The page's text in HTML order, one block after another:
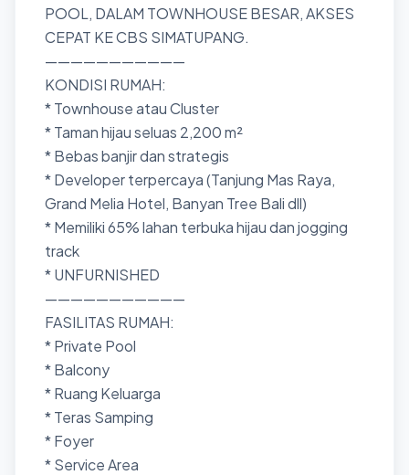
POOL, DALAM TOWNHOUSE BESAR, AKSES
CEPAT KE CBS SIMATUPANG.
———————————
KONDISI RUMAH:
* Townhouse atau Cluster
* Taman hijau seluas 2,200 m²
* Bebas banjir dan strategis
* Developer terpercaya (Tanjung Mas Raya,
Grand Melia Hotel, Banyan Tree Bali dll)
* Memiliki 65% lahan terbuka hijau dan jogging
track
* UNFURNISHED
———————————
FASILITAS RUMAH:
* Private Pool
* Balcony
* Ruang Keluarga
* Teras Samping
* Foyer
* Service Area